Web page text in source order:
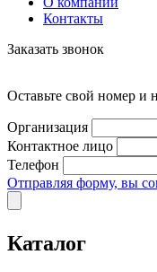
Контакты
Заказать звонок
Оставьте свой номер и
Организация
Контактное лицо
Телефон
Отправляя форму, вы
Каталог